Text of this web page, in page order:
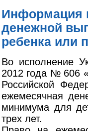
Информация
денежной
ребенка или
Во исполнение
2012 года № 606
Российской
ежемесячная
минимума для
трех лет.